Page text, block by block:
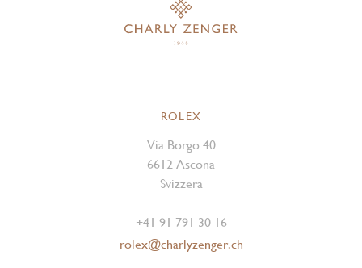
ROLEX
Via Borgo 40
6612 Ascona
Svizzera
+41 91 791 30 16
rolex@charlyzenger.ch